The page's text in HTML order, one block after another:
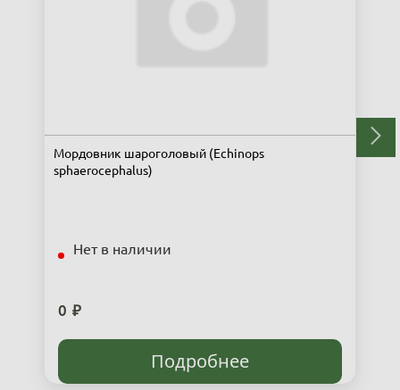
Мордовник шароголовый (Echinops
sphaerocephalus)
Нет в наличии
0 ₽
Подробнее